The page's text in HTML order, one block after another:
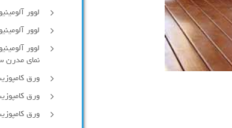
لوور
لوور
لوور
نمای مدرن
ورق
ورق
ورق